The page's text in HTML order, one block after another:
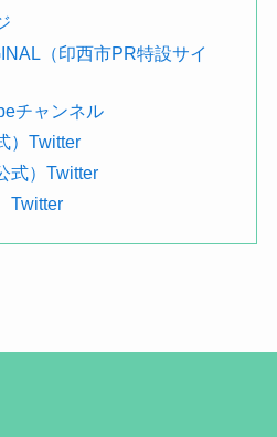
（印西市PR特設サイ
チャンネル
）Twitter
式）Twitter
Twitter